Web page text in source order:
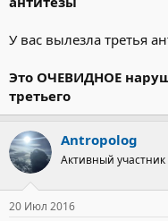
У вас вылезла третья
Это ОЧЕВИДНОЕ
третьего
Antropolog
Активный участник
20 Июл 2016